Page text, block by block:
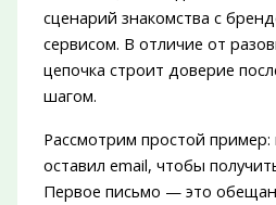
сценарий знакомства с
сервисом. В отличие от
цепочка строит доверие
шагом.
Рассмотрим простой пример:
оставил email, чтобы
Первое письмо — это